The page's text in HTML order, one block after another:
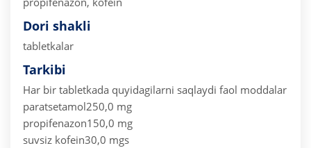
Dori shakli
tabletkalar
Tarkibi
Har bir tabletkada quyidagilarni saqlaydi faol moddalar
paratsetamol250,0 mg
propifenazon150,0 mg
suvsiz kofein30,0 mgs